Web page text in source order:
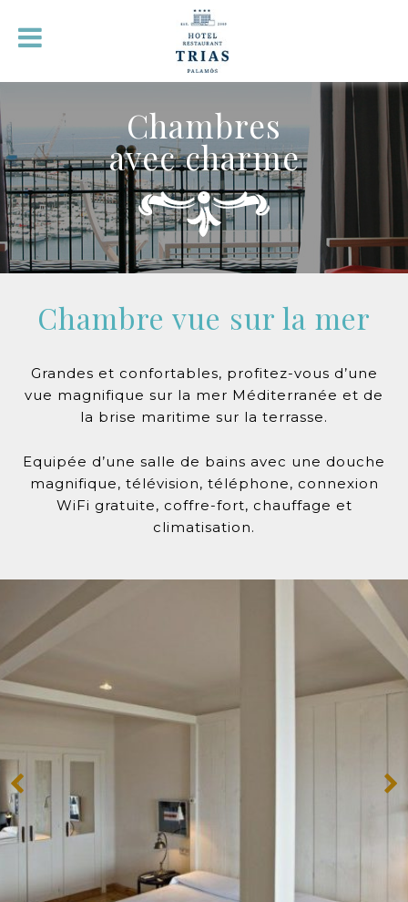
Chambres
avec charme
Chambre vue sur la mer
Grandes et confortables, profitez-vous d’une
vue magnifique sur la mer Méditerranée et de
la brise maritime sur la terrasse.
Equipée d’une salle de bains avec une douche
magnifique, télévision, téléphone, connexion
WiFi gratuite, coffre-fort, chauffage et
climatisation.